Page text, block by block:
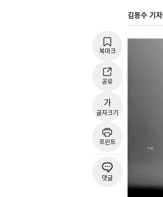
김동수 기자
북마크
공유
가
글자크기
프린트
댓글